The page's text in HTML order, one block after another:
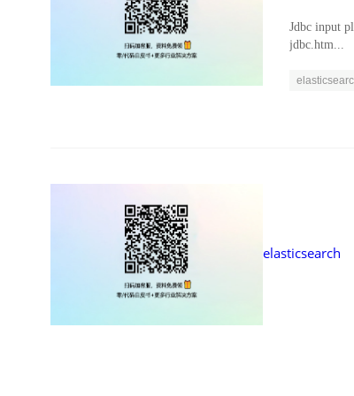
Jdbc input
jdbc.htm...
elasticsearch